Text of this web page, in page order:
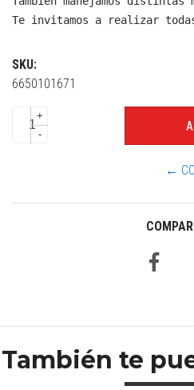
Te invitamos a realizar
SKU:
6650101671
+
-
←
También te